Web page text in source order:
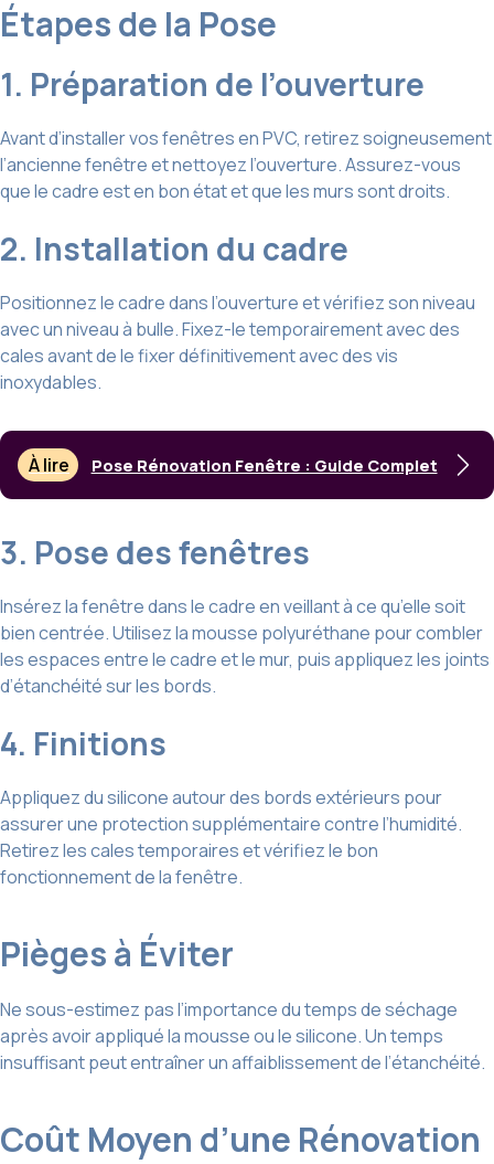
Étapes de la Pose
1. Préparation de l’ouverture
Avant d’installer vos fenêtres en PVC, retirez soigneusement
l’ancienne fenêtre et nettoyez l’ouverture. Assurez-vous
que le cadre est en bon état et que les murs sont droits.
2. Installation du cadre
Positionnez le cadre dans l’ouverture et vérifiez son niveau
avec un niveau à bulle. Fixez-le temporairement avec des
cales avant de le fixer définitivement avec des vis
inoxydables.
À lire Pose Rénovation Fenêtre : Guide Complet
3. Pose des fenêtres
Insérez la fenêtre dans le cadre en veillant à ce qu’elle soit
bien centrée. Utilisez la mousse polyuréthane pour combler
les espaces entre le cadre et le mur, puis appliquez les joints
d’étanchéité sur les bords.
4. Finitions
Appliquez du silicone autour des bords extérieurs pour
assurer une protection supplémentaire contre l’humidité.
Retirez les cales temporaires et vérifiez le bon
fonctionnement de la fenêtre.
Pièges à Éviter
Ne sous-estimez pas l’importance du temps de séchage
après avoir appliqué la mousse ou le silicone. Un temps
insuffisant peut entraîner un affaiblissement de l’étanchéité.
Coût Moyen d’une Rénovation